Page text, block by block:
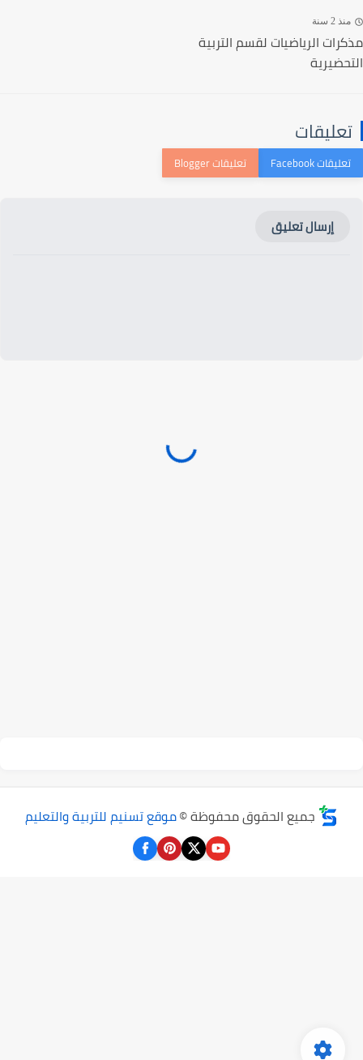
2 سنة
الرياضيات لقسم التربية
إرسال تعليق
جميع الحقوق محفوظة ©موقع تسنيم للتربية والتعليم